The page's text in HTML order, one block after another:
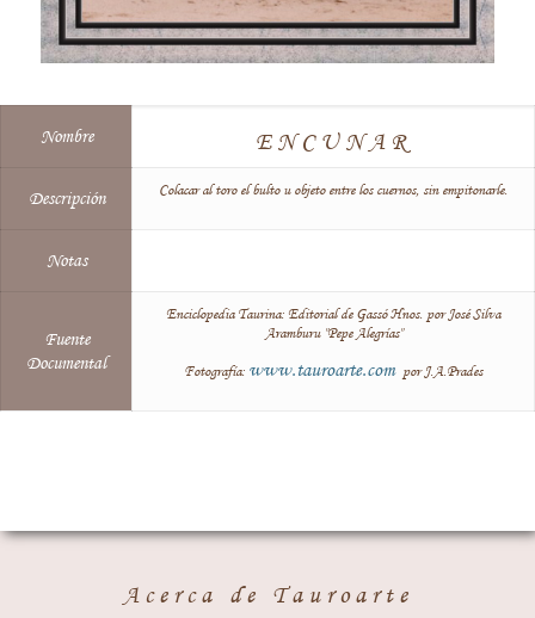
Nombre ENCUNAR
Descripción Colacar al toro el bulto u objeto entre los cuernos, sin empitonarle.
Notas
Fuente
Documental
Enciclopedia Taurina: Editorial de Gassó Hnos. por José Silva
Aramburu "Pepe Alegrías"
Fotografía: www.tauroarte.compor J.A.Prades
Acerca de Tauroarte